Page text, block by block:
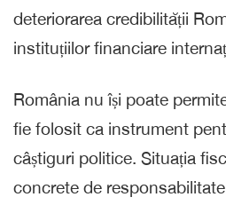
deteriorarea credibilității
instituțiilor financiare
România nu își poate
fie folosit ca instrument
câștiguri politice. Situația
concrete de